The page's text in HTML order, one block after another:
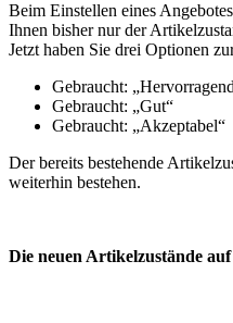
Beim Einstellen eines
Ihnen bisher nur der
Jetzt haben Sie drei Optionen
Gebraucht:
Gebraucht: „Gut“
Gebraucht: „Akzeptabel“
Der bereits bestehende
weiterhin bestehen.
Die neuen Artikelzustände